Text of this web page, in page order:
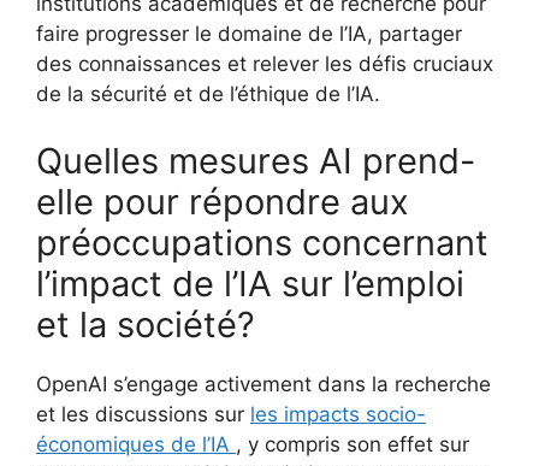
faire progresser le domaine de l’IA, partager
des connaissances et relever les défis cruciaux
de la sécurité et de l’éthique de l’IA.
Quelles mesures AI prend-
elle pour répondre aux
préoccupations concernant
l’impact de l’IA sur l’emploi
et la société?
OpenAI s’engage activement dans la recherche
et les discussions sur les impacts socio-
économiques de l’IA , y compris son effet sur